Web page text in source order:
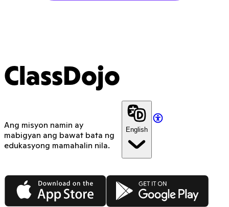
ClassDojo
Ang misyon namin ay
mabigyan ang bawat bata ng
edukasyong mamahalin nila.
English
App Store Google Play